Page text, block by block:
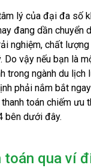
lý của đại đa số
đang dần chuyển
nghiệm, chất
Do vậy nếu bạn là
trong ngành du lịch
phải nắm bắt
toán chiếm ưu
bên dưới đây.
toán qua ví